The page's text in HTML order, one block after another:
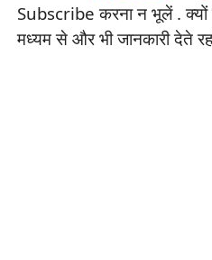
Subscribe करना न भूलें . क्यों
मध्यम से और भी जानकारी देते